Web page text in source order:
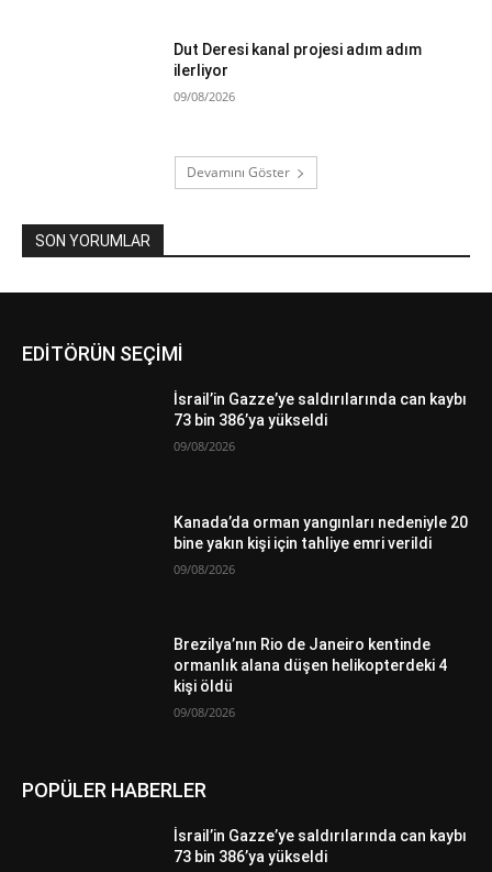
Dut Deresi kanal projesi adım adım
ilerliyor
09/08/2026
Devamını Göster
SON YORUMLAR
EDİTÖRÜN SEÇİMİ
İsrail’in Gazze’ye saldırılarında can kaybı
73 bin 386’ya yükseldi
09/08/2026
Kanada’da orman yangınları nedeniyle 20
bine yakın kişi için tahliye emri verildi
09/08/2026
Brezilya’nın Rio de Janeiro kentinde
ormanlık alana düşen helikopterdeki 4
kişi öldü
09/08/2026
POPÜLER HABERLER
İsrail’in Gazze’ye saldırılarında can kaybı
73 bin 386’ya yükseldi